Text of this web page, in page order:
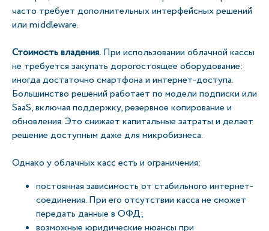
часто требует дополнительных интерфейсных решений
или middleware.
Стоимость владения. При использовании облачной кассы
не требуется закупать дорогостоящее оборудование:
иногда достаточно смартфона и интернет-доступа.
Большинство решений работает по модели подписки или
SaaS, включая поддержку, резервное копирование и
обновления. Это снижает капитальные затраты и делает
решение доступным даже для микробизнеса.
Однако у облачных касс есть и ограничения:
постоянная зависимость от стабильного интернет-
соединения. При его отсутствии касса не сможет
передать данные в ОФД;
возможные юридические нюансы при